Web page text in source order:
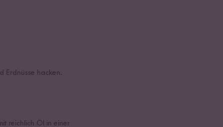
Erdnüsse hacken.
reichlich Öl in einer